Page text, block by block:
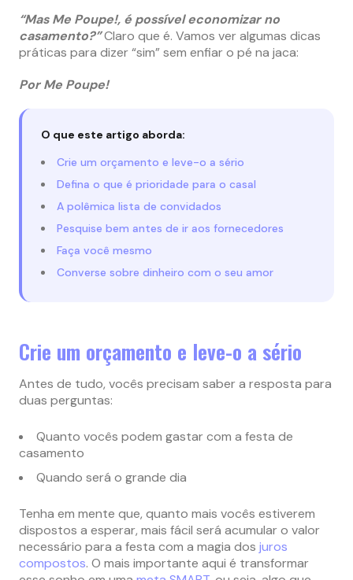
“Mas Me Poupe!, é possível economizar no
casamento?”Claro que é. Vamos ver algumas dicas
práticas para dizer “sim” sem enfiar o pé na jaca:
Por Me Poupe!
O que este artigo aborda:
Crie um orçamento e leve-o a sério
Defina o que é prioridade para o casal
A polêmica lista de convidados
Pesquise bem antes de ir aos fornecedores
Faça você mesmo
Converse sobre dinheiro com o seu amor
Crie um orçamento e leve-o a sério
Antes de tudo, vocês precisam saber a resposta para
duas perguntas:
Quanto vocês podem gastar com a festa de
casamento
Quando será o grande dia
Tenha em mente que, quanto mais vocês estiverem
dispostos a esperar, mais fácil será acumular o valor
necessário para a festa com a magia dos juros
compostos. O mais importante aqui é transformar